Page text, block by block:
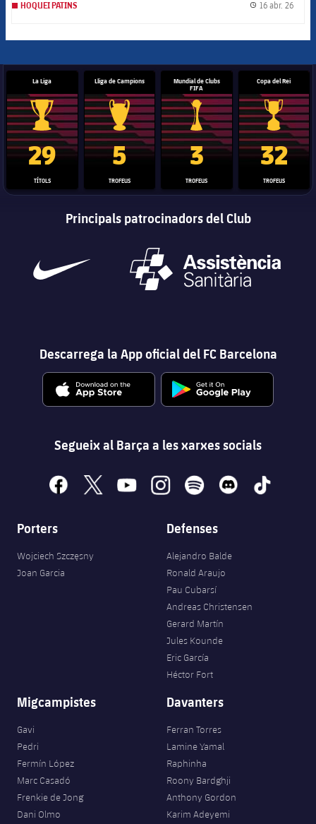
HOQUEI PATINS 16 abr. 26
La Liga
Trofeu de la Liga
29
TÍTOLS
Lliga de Campions
Trofeu de la Lliga de Campions
5
TROFEUS
Mundial de Clubs
FIFA
Trofeu del Mundial de Clubs
3
TROFEUS
Copa del Rei
Copa del
32
TROFEUS
Principals patrocinadors del Club
Descarrega la App oficial del FC Barcelona
Segueix al Barça a les xarxes socials
facebook
x youtubeinstagramspotify discord tiktok
Porters
Wojciech Szczęsny
Joan Garcia
Defenses
Alejandro Balde
Ronald Araujo
Pau Cubarsí
Andreas Christensen
Gerard Martín
Jules Kounde
Eric García
Héctor Fort
Migcampistes
Gavi
Pedri
Fermín López
Marc Casadó
Frenkie de Jong
Dani Olmo
Davanters
Ferran Torres
Lamine Yamal
Raphinha
Roony Bardghji
Anthony Gordon
Karim Adeyemi